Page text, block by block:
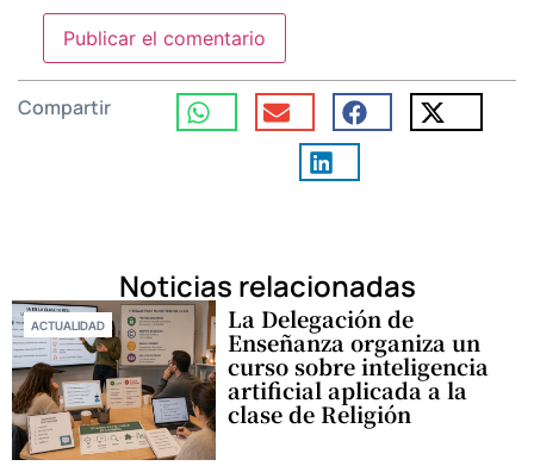
Compartir
Noticias relacionadas
ACTUALIDAD La Delegación de
Enseñanza organiza un
curso sobre inteligencia
artificial aplicada a la
clase de Religión